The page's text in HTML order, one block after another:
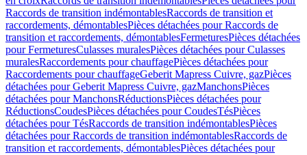
Raccords de transition indémontablesRaccords de transition et
raccordements, démontablesPièces détachées pour Raccords de
transition et raccordements, démontablesFermeturesPièces détachées
pour FermeturesCulasses muralesPièces détachées pour Culasses
muralesRaccordements pour chauffagePièces détachées pour
Raccordements pour chauffageGeberit Mapress Cuivre, gazPièces
détachées pour Geberit Mapress Cuivre, gazManchonsPièces
détachées pour ManchonsRéductionsPièces détachées pour
RéductionsCoudesPièces détachées pour CoudesTésPièces
détachées pour TésRaccords de transition indémontablesPièces
détachées pour Raccords de transition indémontablesRaccords de
transition et raccordements, démontablesPièces détachées pour